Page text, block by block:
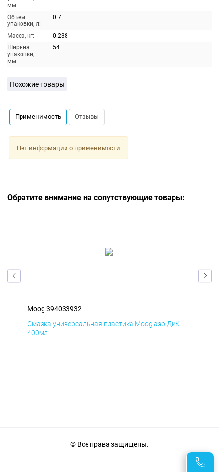
мм:
Объем
упаковки, л:
0.7
Масса, кг:
0.238
Ширина
упаковки,
мм:
54
Похожие товары
Применимость Отзывы
Нет информации о применимости
Обратите внимание на сопутствующие товары:
Moog 394033932
Смазка универсальная пластика Moog аэр ДиК
400мл
© Все права защищены.